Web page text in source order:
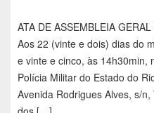
ATA DE ASSEMBLEIA
Aos 22 (vinte e dois) dias do
e vinte e cinco, às 14h30min,
Polícia Militar do Estado do
Avenida Rodrigues Alves, s/